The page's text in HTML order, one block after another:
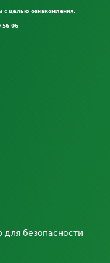
с целью ознакомления.
56 06
безопасности